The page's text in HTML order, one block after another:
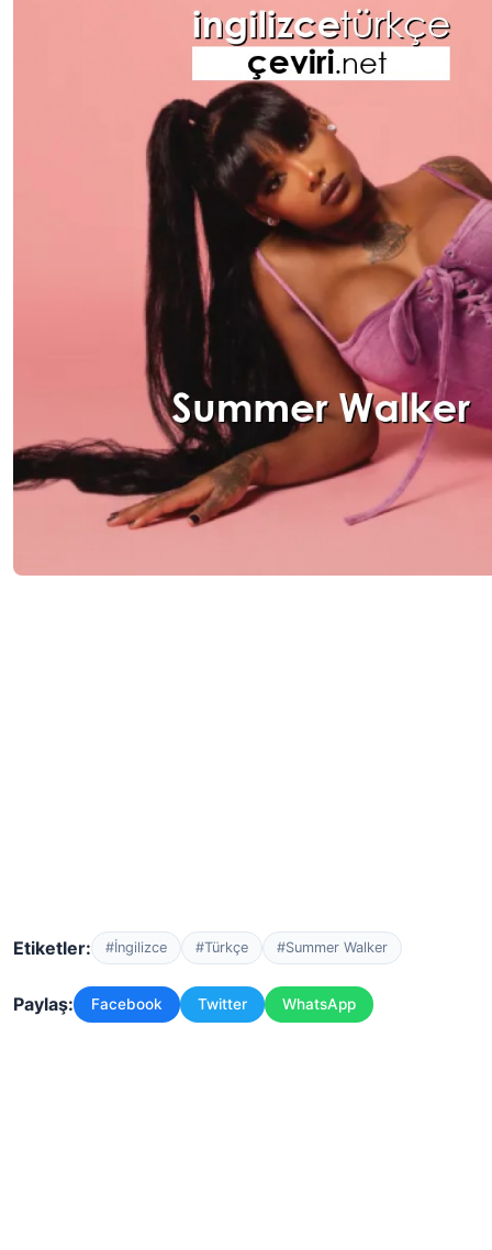
Etiketler: #İngilizce #Türkçe #Summer Walker
Paylaş: Facebook Twitter WhatsApp